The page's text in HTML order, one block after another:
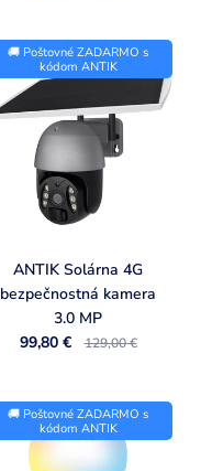
🚚 Poštovné ZADARMO s
kódom ANTIK
ANTIK Solárna 4G
bezpečnostná kamera
3.0 MP
99,80 €
129,00 €
🚚 Poštovné ZADARMO s
kódom ANTIK